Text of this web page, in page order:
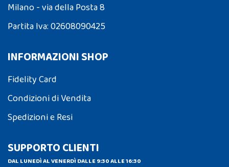
Milano - via della Posta 8
Partita Iva: 02608090425
INFORMAZIONI SHOP
Fidelity Card
Condizioni di Vendita
Spedizioni e Resi
SUPPORTO CLIENTI
DAL LUNEDÌ AL VENERDÌ DALLE 9:30 ALLE 16:30